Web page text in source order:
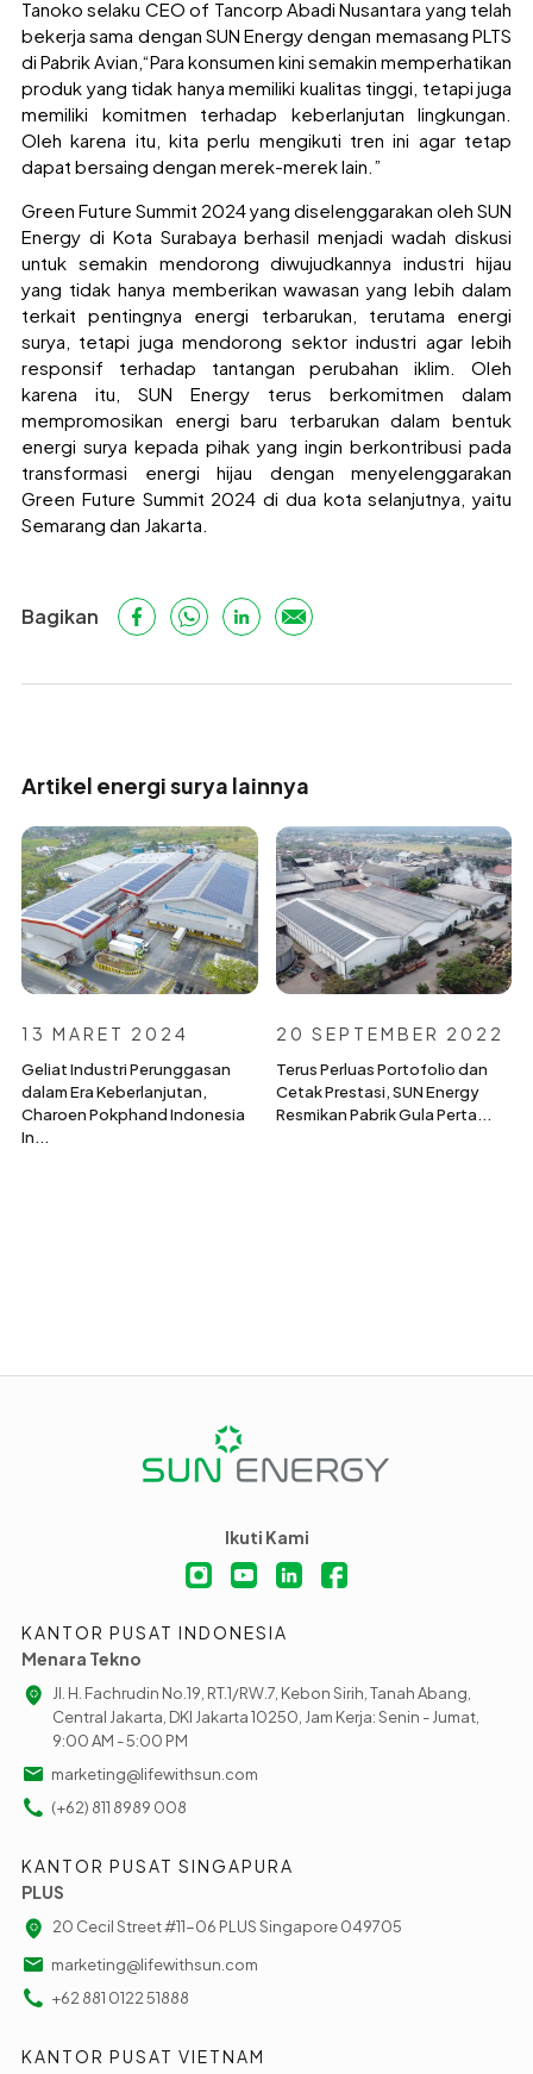
Tanoko selaku CEO of Tancorp Abadi Nusantara yang telah
bekerja sama dengan SUN Energy dengan memasang PLTS
di Pabrik Avian,“Para konsumen kini semakin memperhatikan
produk yang tidak hanya memiliki kualitas tinggi, tetapi juga
memiliki komitmen terhadap keberlanjutan lingkungan.
Oleh karena itu, kita perlu mengikuti tren ini agar tetap
dapat bersaing dengan merek-merek lain.”
Green Future Summit 2024 yang diselenggarakan oleh SUN
Energy di Kota Surabaya berhasil menjadi wadah diskusi
untuk semakin mendorong diwujudkannya industri hijau
yang tidak hanya memberikan wawasan yang lebih dalam
terkait pentingnya energi terbarukan, terutama energi
surya, tetapi juga mendorong sektor industri agar lebih
responsif terhadap tantangan perubahan iklim. Oleh
karena itu, SUN Energy terus berkomitmen dalam
mempromosikan energi baru terbarukan dalam bentuk
energi surya kepada pihak yang ingin berkontribusi pada
transformasi energi hijau dengan menyelenggarakan
Green Future Summit 2024 di dua kota selanjutnya, yaitu
Semarang dan Jakarta.
Bagikan
Artikel energi surya lainnya
13 MARET 2024
Geliat Industri Perunggasan
dalam Era Keberlanjutan,
Charoen Pokphand Indonesia
In...
20 SEPTEMBER 2022
Terus Perluas Portofolio dan
Cetak Prestasi, SUN Energy
Resmikan Pabrik Gula Perta...
Ikuti Kami
KANTOR PUSAT INDONESIA
Menara Tekno
Jl. H. Fachrudin No.19, RT.1/RW.7, Kebon Sirih, Tanah Abang,
Central Jakarta, DKI Jakarta 10250, Jam Kerja: Senin - Jumat,
9:00 AM - 5:00 PM
marketing@lifewithsun.com
(+62) 811 8989 008
KANTOR PUSAT SINGAPURA
PLUS
20 Cecil Street #11-06 PLUS Singapore 049705
marketing@lifewithsun.com
+62 881 0122 51888
KANTOR PUSAT VIETNAM